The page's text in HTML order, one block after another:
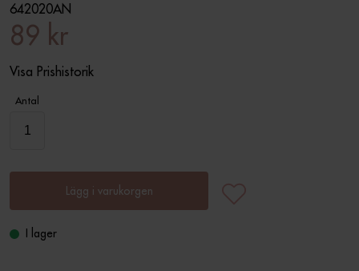
642020AN
89 kr
Visa Prishistorik
Antal
Lägg i varukorgen
I lager